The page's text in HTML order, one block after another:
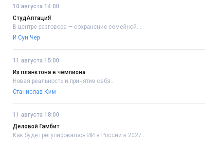
10 августа 14:00
СтудАптациЯ
В центре разговора — сохранение семейной....
И Сун Чер
11 августа 15:00
Из планктона в чемпиона
Новая реальность и принятие себя..
Станислав Ким
11 августа 18:00
Деловой Гамбит
Как будет регулироваться ИИ в России в 2027....